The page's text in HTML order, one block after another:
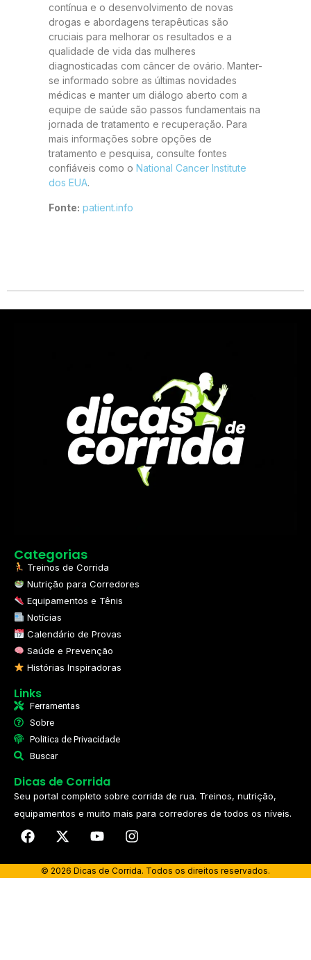
contínua e o desenvolvimento de novas
drogas e abordagens terapêuticas são
cruciais para melhorar os resultados e a
qualidade de vida das mulheres
diagnosticadas com câncer de ovário. Manter-
se informado sobre as últimas novidades
médicas e manter um diálogo aberto com a
equipe de saúde são passos fundamentais na
jornada de tratamento e recuperação. Para
mais informações sobre opções de
tratamento e pesquisa, consulte fontes
confiáveis como o National Cancer Institute
dos EUA.
Fonte: patient.info
Categorias
Treinos de Corrida
Nutrição para Corredores
Equipamentos e Tênis
Notícias
Calendário de Provas
Saúde e Prevenção
Histórias Inspiradoras
Links
Ferramentas
Sobre
Politica de Privacidade
Buscar
Dicas de Corrida
Seu portal completo sobre corrida de rua. Treinos, nutrição,
equipamentos e muito mais para corredores de todos os níveis.​
© 2026 Dicas de Corrida. Todos os direitos reservados.